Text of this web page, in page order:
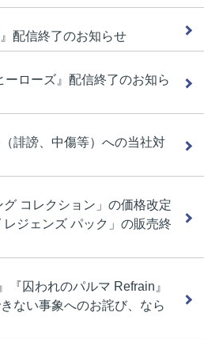
配信終了のお知らせ
ーローズ』配信終了のお知ら
誹謗、中傷等）への当社対
グ コレクション」の価格改定
ジェンズ パック」の販売終
『囚われのパルマ Refrain』
ない事象へのお詫び、なら